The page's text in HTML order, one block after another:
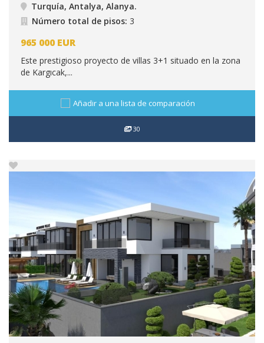
Turquía, Antalya, Alanya.
Número total de pisos: 3
965 000 EUR
Este prestigioso proyecto de villas 3+1 situado en la zona
de Kargıcak,...
Añadir a una lista de comparación
30